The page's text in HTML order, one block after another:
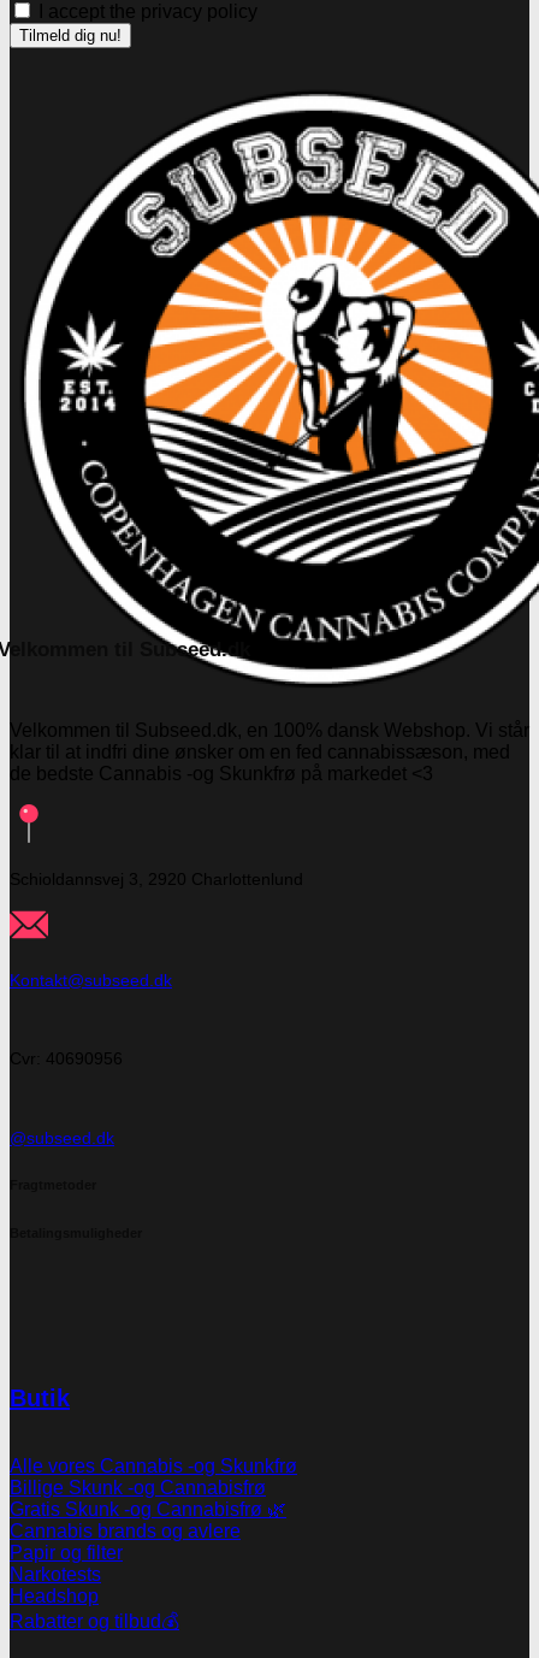
I accept the privacy policy
til Subseed.dk
Velkommen til Subseed.dk, en 100% dansk Webshop. Vi står
klar til at indfri dine ønsker om en fed cannabissæson, med
de bedste Cannabis -og Skunkfrø på markedet <3
Schioldannsvej 3, 2920 Charlottenlund
Kontakt@subseed.dk
Cvr: 40690956
@subseed.dk
Butik
Alle vores Cannabis -og Skunkfrø
Billige Skunk -og Cannabisfrø
Gratis Skunk -og Cannabisfrø 🌿
Cannabis brands og avlere
Papir og filter
Narkotests
Headshop
Rabatter og tilbud💰